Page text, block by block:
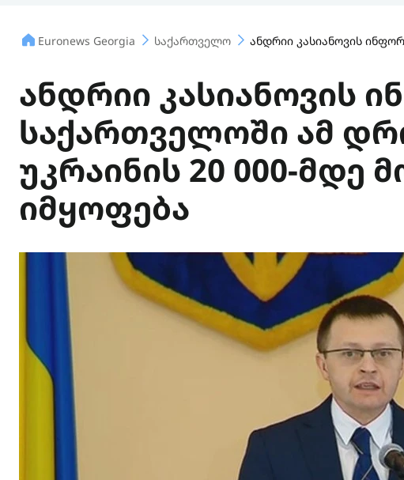
Euronews Georgia საქართველო ანდრიი კასიანოვის
ანდრიი კასიანოვის
საქართველოში ამ
უკრაინის 20 000-მდე
იმყოფება